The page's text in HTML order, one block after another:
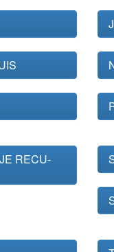
RECU-